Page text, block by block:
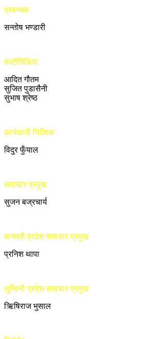
प्रबन्धक
सन्तोष भण्डारी
मल्टीमिडिया
आदित गौतम
सुजित पुडासैनी
सुभाष श्रेष्ठ
कार्यकारी निर्देशक
विदुर फुँयाल
समाचार प्रमुख
सुजन बज्रचार्य
बागमती प्रदेश समाचार प्रमुख
प्रनिश थापा
लुम्बिनी प्रदेश समाचार प्रमुख
ऋिषिराज भुसाल